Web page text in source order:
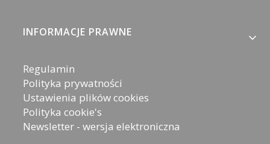
Linki w stopce
INFORMACJE PRAWNE
Regulamin
Polityka prywatności
Ustawienia plików cookies
Polityka cookie's
Newsletter - wersja elektroniczna